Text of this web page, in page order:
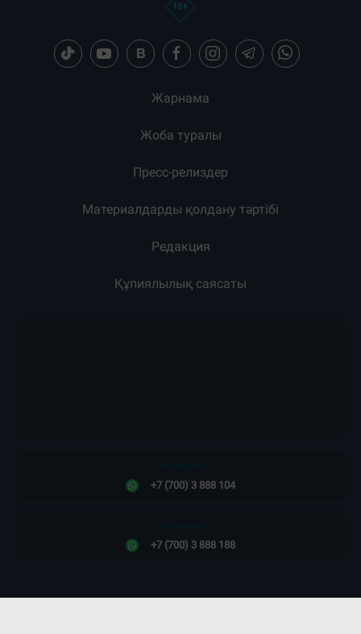
Жарнама
Жоба туралы
Пресс-релиздер
Материалдарды қолдану тәртібі
Редакция
Құпиялылық саясаты
+7 (700) 3 888 104
+7 (700) 3 888 188